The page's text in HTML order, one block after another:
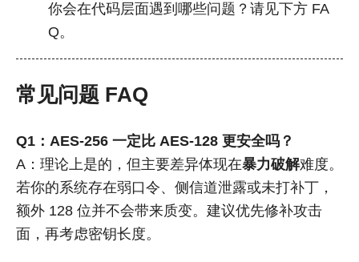
你会在代码层面遇到哪些问题？请见下方 FA
Q。
常见问题 FAQ
Q1：AES-256 一定比 AES-128 更安全吗？
A：理论上是的，但主要差异体现在暴力破解难度。
若你的系统存在弱口令、侧信道泄露或未打补丁，
额外 128 位并不会带来质变。建议优先修补攻击
面，再考虑密钥长度。